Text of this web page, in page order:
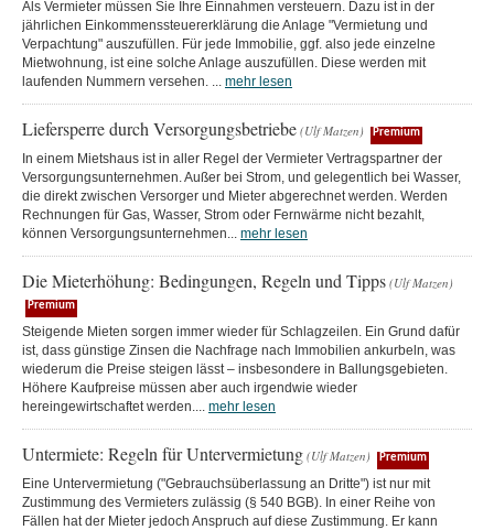
Als Vermieter müssen Sie Ihre Einnahmen versteuern. Dazu ist in der
jährlichen Einkommenssteuererklärung die Anlage "Vermietung und
Verpachtung" auszufüllen. Für jede Immobilie, ggf. also jede einzelne
Mietwohnung, ist eine solche Anlage auszufüllen. Diese werden mit
laufenden Nummern versehen. ... mehr lesen
Liefersperre durch Versorgungsbetriebe (Ulf Matzen) Premium
In einem Mietshaus ist in aller Regel der Vermieter Vertragspartner der
Versorgungsunternehmen. Außer bei Strom, und gelegentlich bei Wasser,
die direkt zwischen Versorger und Mieter abgerechnet werden. Werden
Rechnungen für Gas, Wasser, Strom oder Fernwärme nicht bezahlt,
können Versorgungsunternehmen... mehr lesen
Die Mieterhöhung: Bedingungen, Regeln und Tipps (Ulf Matzen)
Premium
Steigende Mieten sorgen immer wieder für Schlagzeilen. Ein Grund dafür
ist, dass günstige Zinsen die Nachfrage nach Immobilien ankurbeln, was
wiederum die Preise steigen lässt – insbesondere in Ballungsgebieten.
Höhere Kaufpreise müssen aber auch irgendwie wieder
hereingewirtschaftet werden.... mehr lesen
Untermiete: Regeln für Untervermietung (Ulf Matzen) Premium
Eine Untervermietung ("Gebrauchsüberlassung an Dritte") ist nur mit
Zustimmung des Vermieters zulässig (§ 540 BGB). In einer Reihe von
Fällen hat der Mieter jedoch Anspruch auf diese Zustimmung. Er kann